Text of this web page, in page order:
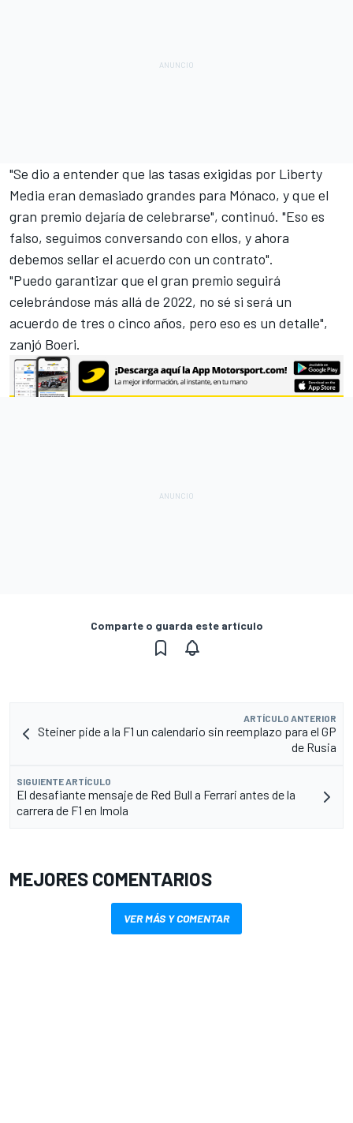
"Se dio a entender que las tasas exigidas por Liberty
Media eran demasiado grandes para Mónaco, y que el
gran premio dejaría de celebrarse", continuó. "Eso es
falso, seguimos conversando con ellos, y ahora
debemos sellar el acuerdo con un contrato".
"Puedo garantizar que el gran premio seguirá
celebrándose más allá de 2022, no sé si será un
acuerdo de tres o cinco años, pero eso es un detalle",
zanjó Boeri.
Comparte o guarda este artículo
ARTÍCULO ANTERIOR
Steiner pide a la F1 un calendario sin reemplazo para el GP
de Rusia
SIGUIENTE ARTÍCULO
El desafiante mensaje de Red Bull a Ferrari antes de la
carrera de F1 en Imola
MEJORES COMENTARIOS
VER MÁS Y COMENTAR